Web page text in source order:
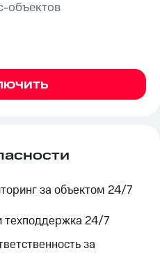
объектов
за объектом 24/7
техподдержка 24/7
за